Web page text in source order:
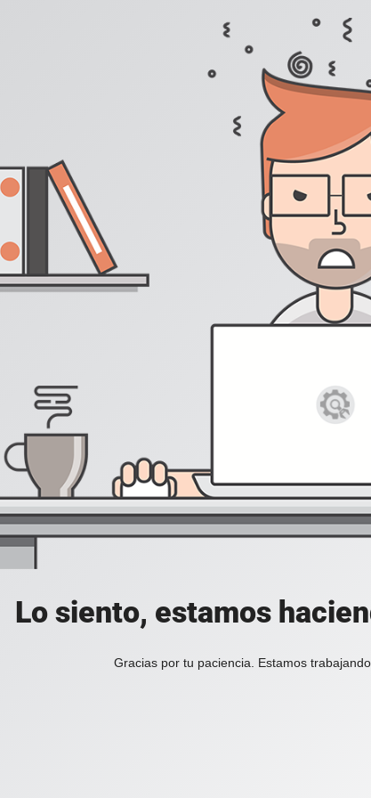
Lo siento, estamos
Gracias por tu paciencia. Estamos